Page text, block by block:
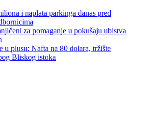
i naplata parkinga danas pred
za pomaganje u pokušaju ubistva
u plusu: Nafta na 80 dolara, tržište
Bliskog istoka